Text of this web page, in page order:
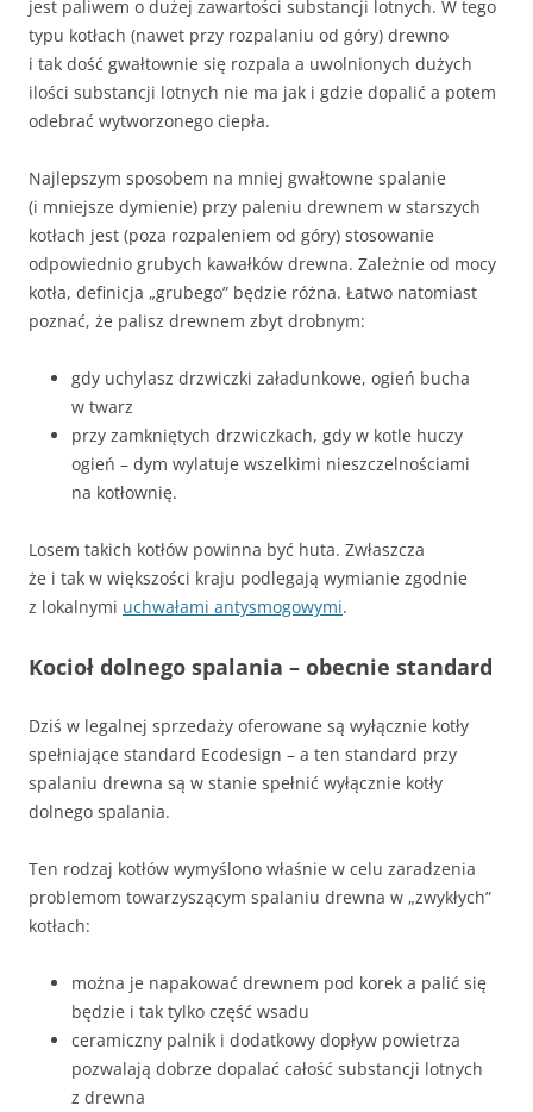
jest paliwem o dużej zawartości substancji lotnych. W tego
typu kotłach (nawet przy rozpalaniu od góry) drewno
i tak dość gwałtownie się rozpala a uwolnionych dużych
ilości substancji lotnych nie ma jak i gdzie dopalić a potem
odebrać wytworzonego ciepła.
Najlepszym sposobem na mniej gwałtowne spalanie
(i mniejsze dymienie) przy paleniu drewnem w starszych
kotłach jest (poza rozpaleniem od góry) stosowanie
odpowiednio grubych kawałków drewna. Zależnie od mocy
kotła, definicja „grubego” będzie różna. Łatwo natomiast
poznać, że palisz drewnem zbyt drobnym:
gdy uchylasz drzwiczki załadunkowe, ogień bucha
w twarz
przy zamkniętych drzwiczkach, gdy w kotle huczy
ogień – dym wylatuje wszelkimi nieszczelnościami
na kotłownię.
Losem takich kotłów powinna być huta. Zwłaszcza
że i tak w większości kraju podlegają wymianie zgodnie
z lokalnymi uchwałami antysmogowymi.
Kocioł dolnego spalania – obecnie standard
Dziś w legalnej sprzedaży oferowane są wyłącznie kotły
spełniające standard Ecodesign – a ten standard przy
spalaniu drewna są w stanie spełnić wyłącznie kotły
dolnego spalania.
Ten rodzaj kotłów wymyślono właśnie w celu zaradzenia
problemom towarzyszącym spalaniu drewna w „zwykłych”
kotłach:
można je napakować drewnem pod korek a palić się
będzie i tak tylko część wsadu
ceramiczny palnik i dodatkowy dopływ powietrza
pozwalają dobrze dopalać całość substancji lotnych
z drewna